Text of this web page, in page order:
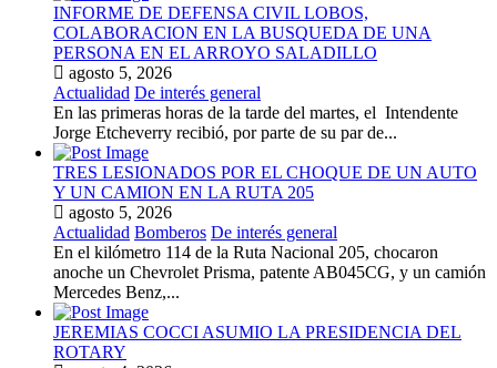
INFORME DE DEFENSA CIVIL LOBOS,
COLABORACION EN LA BUSQUEDA DE UNA
PERSONA EN EL ARROYO SALADILLO
agosto 5, 2026
Actualidad De interés general
En las primeras horas de la tarde del martes, el Intendente
Jorge Etcheverry recibió, por parte de su par de...
TRES LESIONADOS POR EL CHOQUE DE UN AUTO
Y UN CAMION EN LA RUTA 205
agosto 5, 2026
Actualidad Bomberos De interés general
En el kilómetro 114 de la Ruta Nacional 205, chocaron
anoche un Chevrolet Prisma, patente AB045CG, y un camión
Mercedes Benz,...
JEREMIAS COCCI ASUMIO LA PRESIDENCIA DEL
ROTARY